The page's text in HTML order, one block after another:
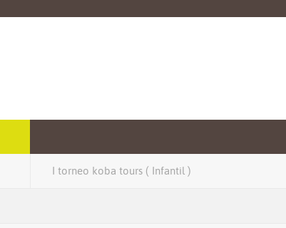
I torneo koba tours ( Infantil )